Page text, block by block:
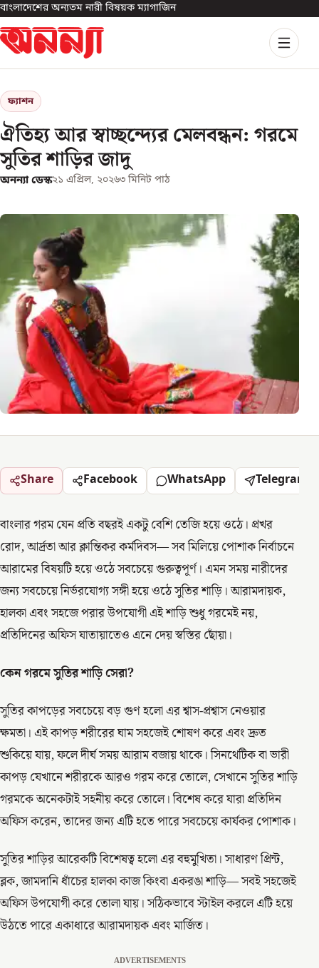
বাংলাদেশের অন্যতম নারী বিষয়ক ম্যাগাজিন
ফ্যাশন
ঐতিহ্য আর স্বাচ্ছন্দ্যের মেলবন্ধন: গরমে
সুতির শাড়ির জাদু
অনন্যা ডেস্ক২১ এপ্রিল, ২০২৬৩ মিনিট পাঠ
Share Facebook WhatsApp Telegram
বাংলার গরম যেন প্রতি বছরই একটু বেশি তেজি হয়ে ওঠে। প্রখর
রোদ, আর্দ্রতা আর ক্লান্তিকর কর্মদিবস— সব মিলিয়ে পোশাক নির্বাচনে
আরামের বিষয়টি হয়ে ওঠে সবচেয়ে গুরুত্বপূর্ণ। এমন সময় নারীদের
জন্য সবচেয়ে নির্ভরযোগ্য সঙ্গী হয়ে ওঠে সুতির শাড়ি। আরামদায়ক,
হালকা এবং সহজে পরার উপযোগী এই শাড়ি শুধু গরমেই নয়,
প্রতিদিনের অফিস যাতায়াতেও এনে দেয় স্বস্তির ছোঁয়া।
কেন গরমে সুতির শাড়ি সেরা?
সুতির কাপড়ের সবচেয়ে বড় গুণ হলো এর শ্বাস-প্রশ্বাস নেওয়ার
ক্ষমতা। এই কাপড় শরীরের ঘাম সহজেই শোষণ করে এবং দ্রুত
শুকিয়ে যায়, ফলে দীর্ঘ সময় আরাম বজায় থাকে। সিনথেটিক বা ভারী
কাপড় যেখানে শরীরকে আরও গরম করে তোলে, সেখানে সুতির শাড়ি
গরমকে অনেকটাই সহনীয় করে তোলে। বিশেষ করে যারা প্রতিদিন
অফিস করেন, তাদের জন্য এটি হতে পারে সবচেয়ে কার্যকর পোশাক।
সুতির শাড়ির আরেকটি বিশেষত্ব হলো এর বহুমুখিতা। সাধারণ প্রিন্ট,
ব্লক, জামদানি ধাঁচের হালকা কাজ কিংবা একরঙা শাড়ি— সবই সহজেই
অফিস উপযোগী করে তোলা যায়। সঠিকভাবে স্টাইল করলে এটি হয়ে
উঠতে পারে একাধারে আরামদায়ক এবং মার্জিত।
ADVERTISEMENTS